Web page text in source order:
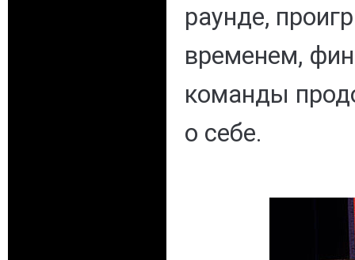
раунде,
временем,
команды
о себе.